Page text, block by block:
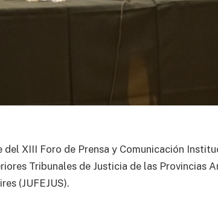
del XIII Foro de Prensa y Comunicación
Tribunales de Justicia de las Provincias
(JUFEJUS).